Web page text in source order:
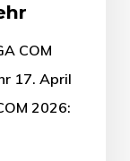
COM
17. April
2026: